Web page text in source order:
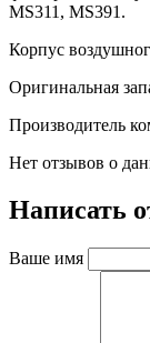
MS311, MS391.
Корпус
Оригинальная
Производитель
Нет отзывов о
Написать
Ваше имя